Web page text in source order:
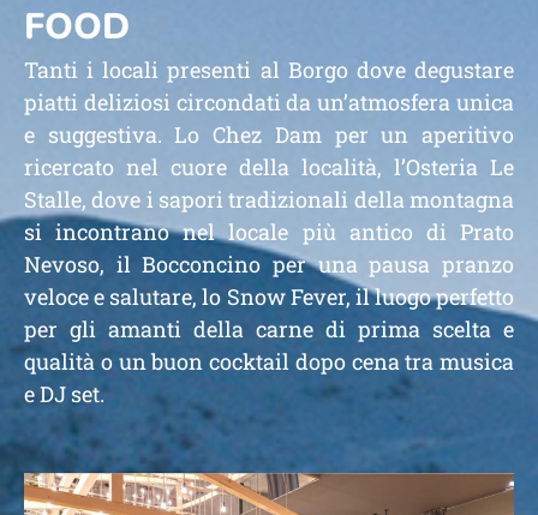
FOOD
Tanti i locali presenti al Borgo dove degustare
piatti deliziosi circondati da un’atmosfera unica
e suggestiva. Lo Chez Dam per un aperitivo
ricercato nel cuore della località, l’Osteria Le
Stalle, dove i sapori tradizionali della montagna
si incontrano nel locale più antico di Prato
Nevoso, il Bocconcino per una pausa pranzo
veloce e salutare, lo Snow Fever, il luogo perfetto
per gli amanti della carne di prima scelta e
qualità o un buon cocktail dopo cena tra musica
e DJ set.